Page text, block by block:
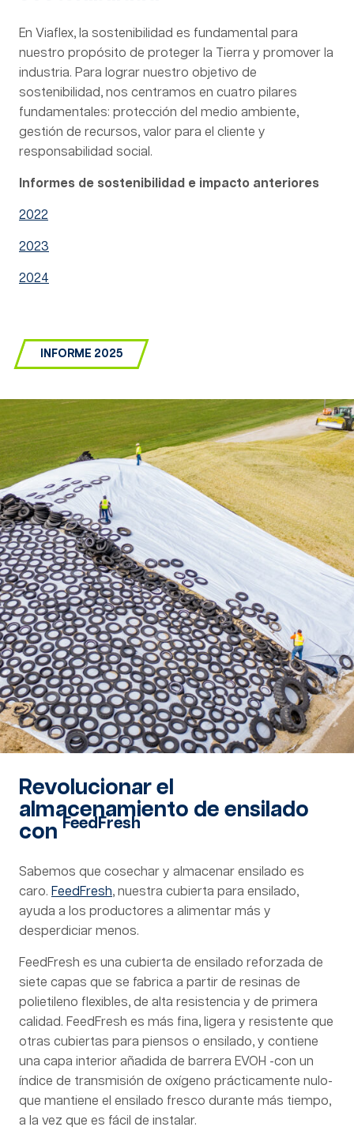
En Viaflex, la sostenibilidad es fundamental para
nuestro propósito de proteger la Tierra y promover la
industria. Para lograr nuestro objetivo de
sostenibilidad, nos centramos en cuatro pilares
fundamentales: protección del medio ambiente,
gestión de recursos, valor para el cliente y
responsabilidad social.
Informes de sostenibilidad e impacto anteriores
2022
2023
2024
INFORME 2025
Revolucionar el
almacenamiento de ensilado
con FeedFresh
Sabemos que cosechar y almacenar ensilado es
caro. FeedFresh, nuestra cubierta para ensilado,
ayuda a los productores a alimentar más y
desperdiciar menos.
FeedFresh es una cubierta de ensilado reforzada de
siete capas que se fabrica a partir de resinas de
polietileno flexibles, de alta resistencia y de primera
calidad. FeedFresh es más fina, ligera y resistente que
otras cubiertas para piensos o ensilado, y contiene
una capa interior añadida de barrera EVOH -con un
índice de transmisión de oxígeno prácticamente nulo-
que mantiene el ensilado fresco durante más tiempo,
a la vez que es fácil de instalar.